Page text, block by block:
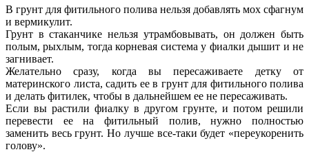
В грунт для фитильного полива нельзя добавлять мох сфагнум
и вермикулит.
Грунт в стаканчике нельзя утрамбовывать, он должен быть
полым, рыхлым, тогда корневая система у фиалки дышит и не
загнивает.
Желательно сразу, когда вы пересаживаете детку от
материнского листа, садить ее в грунт для фитильного полива
и делать фитилек, чтобы в дальнейшем ее не пересаживать.
Если вы растили фиалку в другом грунте, и потом решили
перевести ее на фитильный полив, нужно полностью
заменить весь грунт. Но лучше все-таки будет «переукоренить
голову».